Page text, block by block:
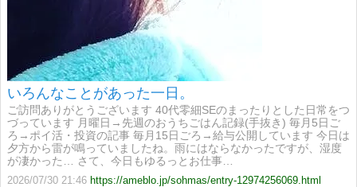
いろんなことがあった一日。
ご訪問ありがとうございます 40代零細SEのまったりとした日常をつ
づっています 月曜日→先週のおうちごはん記録(手抜き) 毎月5日ご
ろ→ポイ活・投資の記事 毎月15日ごろ→給与公開しています 今日は
夕方から雷が鳴っていましたね。雨にはならなかったですが、湿度
が凄かった… さて、今日もゆるっとお仕事…
2026/07/30 21:46 https://ameblo.jp/sohmas/entry-12974256069.html